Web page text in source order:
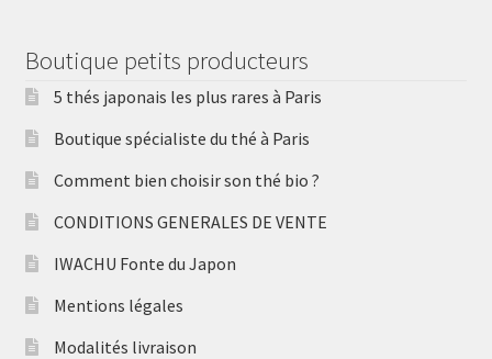
Boutique petits producteurs
5 thés japonais les plus rares à Paris
Boutique spécialiste du thé à Paris
Comment bien choisir son thé bio ?
CONDITIONS GENERALES DE VENTE
IWACHU Fonte du Japon
Mentions légales
Modalités livraison